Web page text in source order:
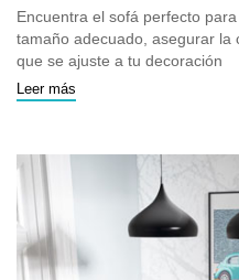
Encuentra el sofá perfecto
tamaño adecuado, asegurar la
que se ajuste a tu decoración
Leer más